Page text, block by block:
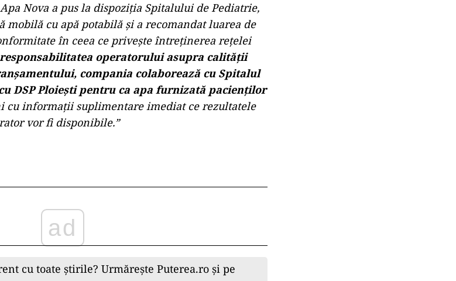
Nova a pus la dispoziția Spitalului de Pediatrie,
mobilă cu apă potabilă și a recomandat luarea de
în ceea ce privește întreținerea rețelei
operatorului asupra calității
compania colaborează cu Spitalul
DSP Ploiești pentru ca apa furnizată pacienților
cu informații suplimentare imediat ce rezultatele
vor fi disponibile.”
ad
cu toate știrile? Urmărește Puterea.ro și pe